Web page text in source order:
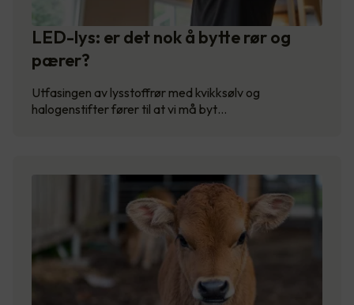
LED-lys: er det nok å bytte rør og
pærer?
Utfasingen av lysstoffrør med kvikksølv og
halogenstifter fører til at vi må byt…